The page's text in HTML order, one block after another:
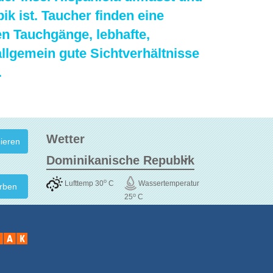
ist. Taucher finden eine
Tauchgänge, lebhafte,
gute Sichtverhältnisse
Wetter
Lufttemp 30oC
Wassertemperatur
25oC